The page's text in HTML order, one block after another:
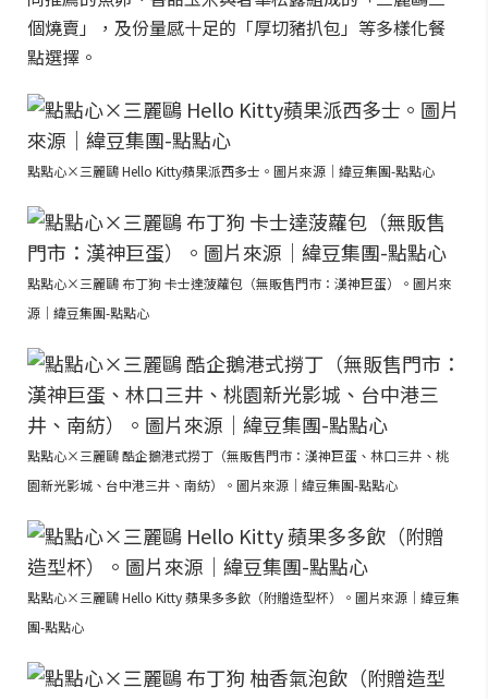
個燒賣」，及份量感十足的「厚切豬扒包」等多樣化餐
點選擇。
點點心×三麗鷗 Hello Kitty蘋果派西多士。圖片來源｜緯豆集團-點點心
點點心×三麗鷗 布丁狗 卡士達菠蘿包（無販售門市：漢神巨蛋）。圖片來
源｜緯豆集團-點點心
點點心×三麗鷗 酷企鵝港式撈丁（無販售門市：漢神巨蛋、林口三井、桃
園新光影城、台中港三井、南紡）。圖片來源｜緯豆集團-點點心
點點心×三麗鷗 Hello Kitty 蘋果多多飲（附贈造型杯）。圖片來源｜緯豆集
團-點點心